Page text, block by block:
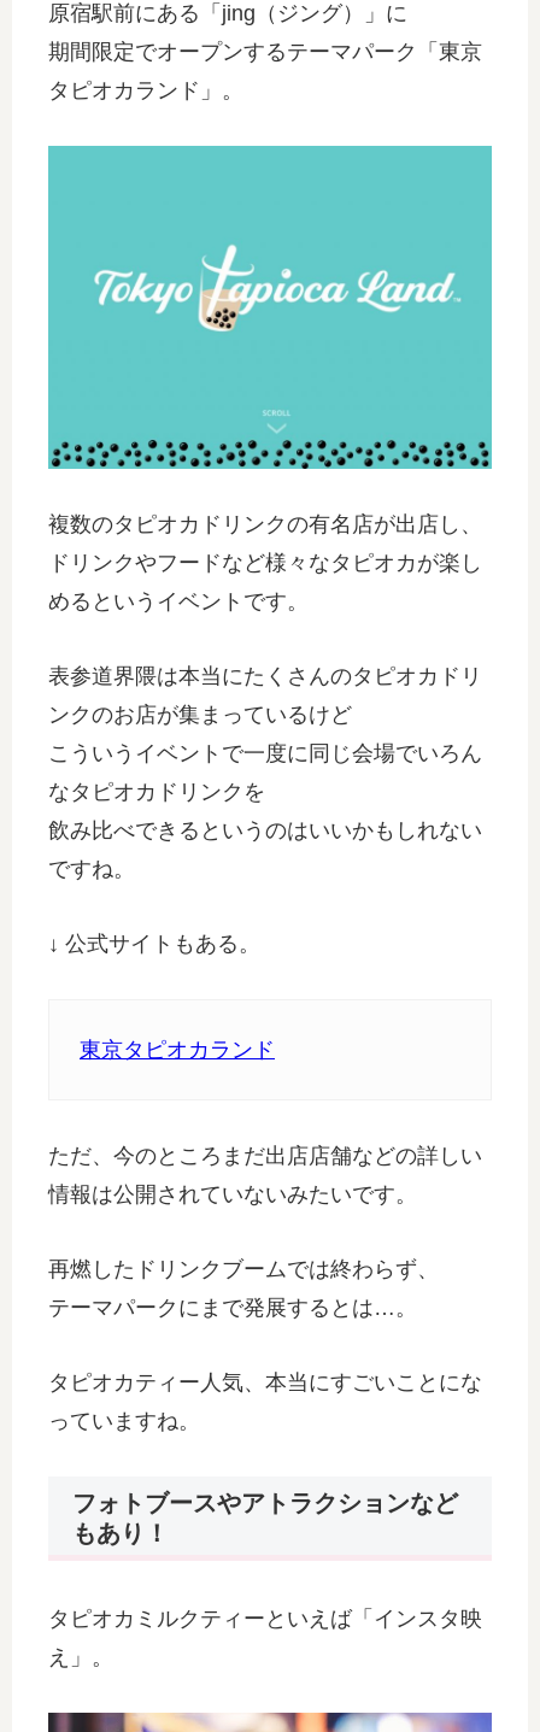
原宿駅前にある「jing（ジング）」に
期間限定でオープンするテーマパーク「東京
タピオカランド」。
複数のタピオカドリンクの有名店が出店し、
ドリンクやフードなど様々なタピオカが楽し
めるというイベントです。
表参道界隈は本当にたくさんのタピオカドリ
ンクのお店が集まっているけど
こういうイベントで一度に同じ会場でいろん
なタピオカドリンクを
飲み比べできるというのはいいかもしれない
ですね。
↓ 公式サイトもある。
東京タピオカランド
ただ、今のところまだ出店店舗などの詳しい
情報は公開されていないみたいです。
再燃したドリンクブームでは終わらず、
テーマパークにまで発展するとは…。
タピオカティー人気、本当にすごいことにな
っていますね。
フォトブースやアトラクションなど
もあり！
タピオカミルクティーといえば「インスタ映
え」。